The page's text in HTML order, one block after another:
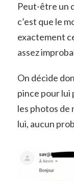
Peut-être un
c’est que le
exactement
assez
On décide
pince pour lui
les photos de
lui, aucun